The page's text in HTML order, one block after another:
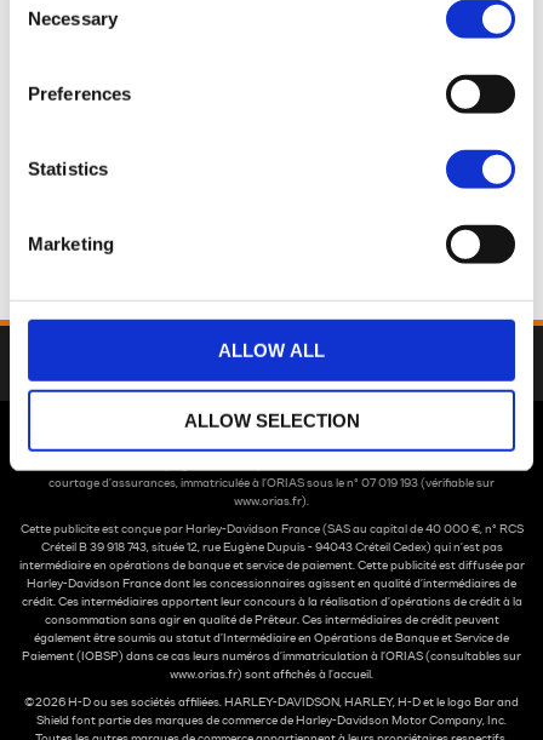
Selection
Necessary
Preferences
Statistics
Marketing
ALLOW ALL
ALLOW SELECTION
Street Glide™ 3 Limited
*Harley-Davidson Finance est un département commercial d'Arkéa Financements & Services-
S.A. à Directoire et Conseil de surveillance au capital de 210 000 000 € - Siège social : 335,
courtage d’assurances, immatriculée à l’ORIAS sous le n° 07 019 193 (vérifiable sur
www.orias.fr).
Cette publicite est conçue par Harley-Davidson France (SAS au capital de 40 000 €, n° RCS
Créteil B 39 918 743, située 12, rue Eugène Dupuis - 94043 Créteil Cedex) qui n’est pas
intermédiaire en opérations de banque et service de paiement. Cette publicité est diffusée par
Harley-Davidson France dont les concessionnaires agissent en qualité d’intermédiaires de
crédit. Ces intermédiaires apportent leur concours à la réalisation d’opérations de crédit à la
consommation sans agir en qualité de Prêteur. Ces intermédiaires de crédit peuvent
également être soumis au statut d’Intermédiaire en Opérations de Banque et Service de
Paiement (IOBSP) dans ce cas leurs numéros d’immatriculation à l’ORIAS (consultables sur
www.orias.fr) sont affichés à l’accueil.
©2026 H-D ou ses sociétés affiliées. HARLEY-DAVIDSON, HARLEY, H-D et le logo Bar and
Shield font partie des marques de commerce de Harley-Davidson Motor Company, Inc.